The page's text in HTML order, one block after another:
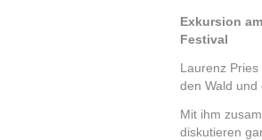
Exkursion
Festival
Laurenz
den Wald und
Mit ihm
diskutieren